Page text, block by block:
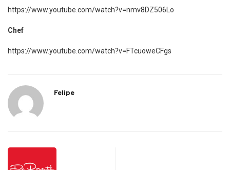
https://www.youtube.com/watch?v=nmv8DZ506Lo
Chef
https://www.youtube.com/watch?v=FTcuoweCFgs
Felipe